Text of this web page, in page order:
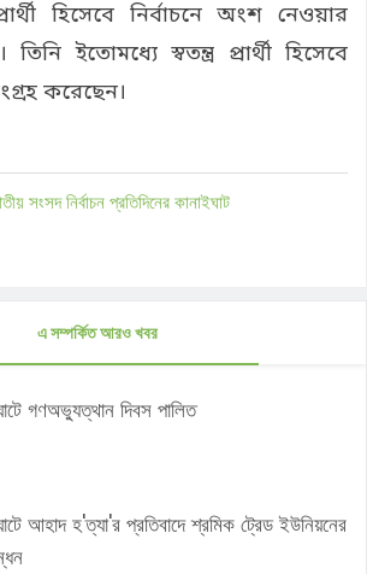
হিসেবে নির্বাচনে অংশ নেওয়ার
ইতোমধ্যে স্বতন্ত্র প্রার্থী হিসেবে
করেছেন।
সংসদ নির্বাচনপ্রতিদিনের কানাইঘাট
এ সম্পর্কিত আরও খবর
গণঅভ্যুত্থান দিবস পালিত
আহাদ হ'ত্যা'র প্রতিবাদে শ্রমিক ট্রেড ইউনিয়নের